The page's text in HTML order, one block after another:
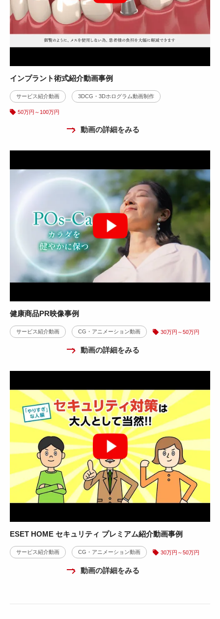
インプラント術式紹介動画事例
サービス紹介動画 3DCG・3Dホログラム動画制作
50万円～100万円
動画の詳細をみる
健康商品PR映像事例
サービス紹介動画 CG・アニメーション動画 30万円～50万円
動画の詳細をみる
ESET HOME セキュリティ プレミアム紹介動画事例
サービス紹介動画 CG・アニメーション動画 30万円～50万円
動画の詳細をみる